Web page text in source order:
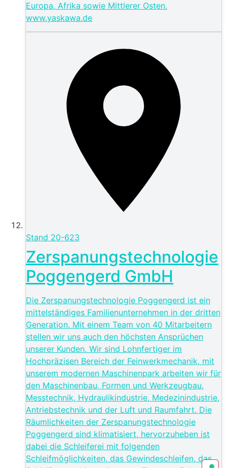
Europa, Afrika sowie Mittlerer Osten.
www.yaskawa.de
Stand 20-623
Zerspanungstechnologie
Poggengerd GmbH
Die Zerspanungstechnologie Poggengerd ist ein
mittelständiges Familienunternehmen in der dritten
Generation. Mit einem Team von 40 Mitarbeitern
stellen wir uns auch den höchsten Ansprüchen
unserer Kunden. Wir sind Lohnfertiger im
Hochpräzisen Bereich der Feinwerkmechanik, mit
unserem modernen Maschinenpark arbeiten wir für
den Maschinenbau, Formen und Werkzeugbau,
Messtechnik, Hydraulikindustrie, Medezinindustrie,
Antriebstechnik und der Luft und Raumfahrt. Die
Räumlichkeiten der Zerspanungstechnologie
Poggengerd sind klimatisiert, hervorzuheben ist
dabei die Schleiferei mit folgenden
Schleifmöglichkeiten, das Gewindeschleifen, das